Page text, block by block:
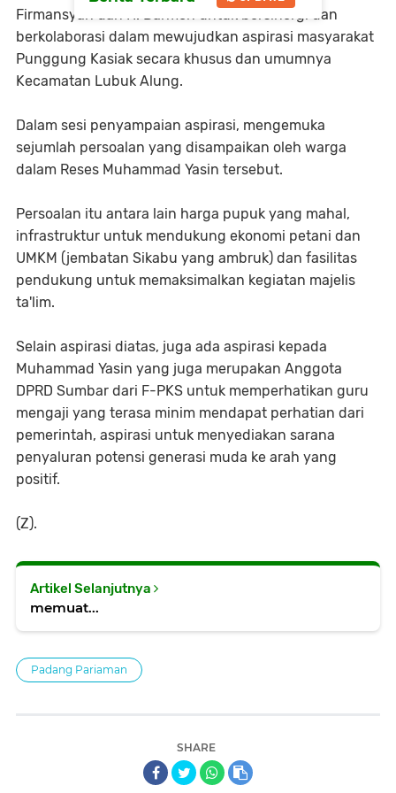
Firmansyah dan H. Darmon untuk bersinergi dan
berkolaborasi dalam mewujudkan aspirasi masyarakat
Punggung Kasiak secara khusus dan umumnya
Kecamatan Lubuk Alung.
Dalam sesi penyampaian aspirasi, mengemuka
sejumlah persoalan yang disampaikan oleh warga
dalam Reses Muhammad Yasin tersebut.
Persoalan itu antara lain harga pupuk yang mahal,
infrastruktur untuk mendukung ekonomi petani dan
UMKM (jembatan Sikabu yang ambruk) dan fasilitas
pendukung untuk memaksimalkan kegiatan majelis
ta'lim.
Selain aspirasi diatas, juga ada aspirasi kepada
Muhammad Yasin yang juga merupakan Anggota
DPRD Sumbar dari F-PKS untuk memperhatikan guru
mengaji yang terasa minim mendapat perhatian dari
pemerintah, aspirasi untuk menyediakan sarana
penyaluran potensi generasi muda ke arah yang
positif.
(Z).
Artikel Selanjutnya
memuat...
Padang Pariaman
SHARE